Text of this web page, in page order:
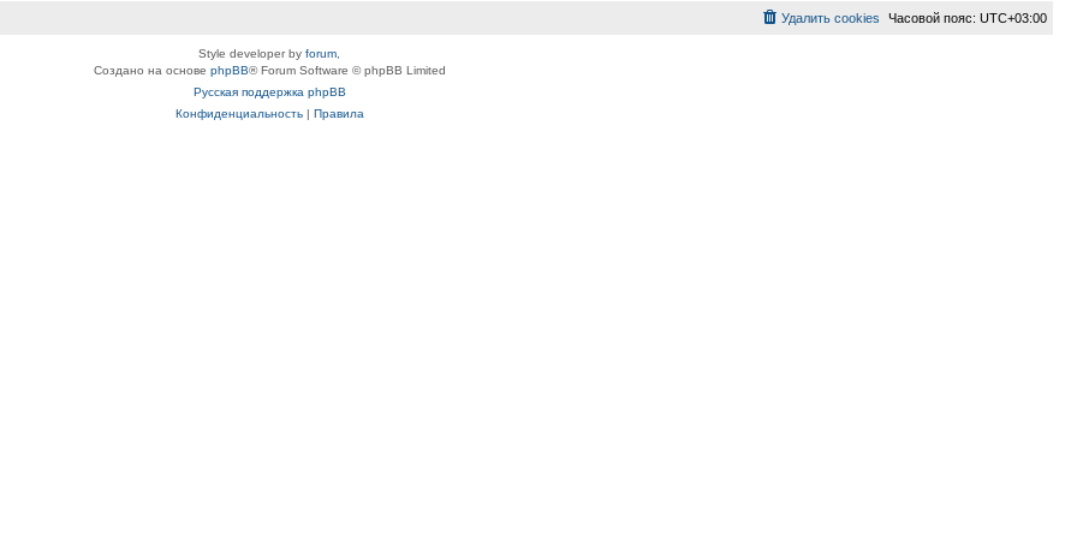
Часовой пояс: UTC+03:00
Удалить cookies
Style developer by forum
Создано на основе phpBB® Forum Software © phpBB Limited
Русская поддержка phpBB
Конфиденциальность| Правила